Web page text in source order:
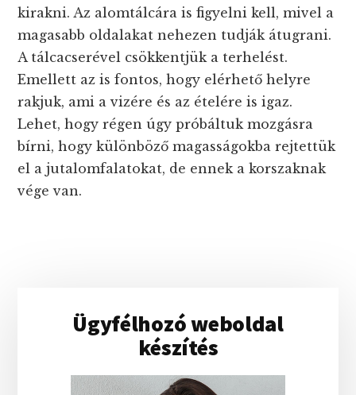
kirakni. Az alomtálcára is figyelni kell, mivel a
magasabb oldalakat nehezen tudják átugrani.
A tálcacserével csökkentjük a terhelést.
Emellett az is fontos, hogy elérhető helyre
rakjuk, ami a vizére és az ételére is igaz.
Lehet, hogy régen úgy próbáltuk mozgásra
bírni, hogy különböző magasságokba rejtettük
el a jutalomfalatokat, de ennek a korszaknak
vége van.
oldalsávÜgyfélhozó weboldal
készítés